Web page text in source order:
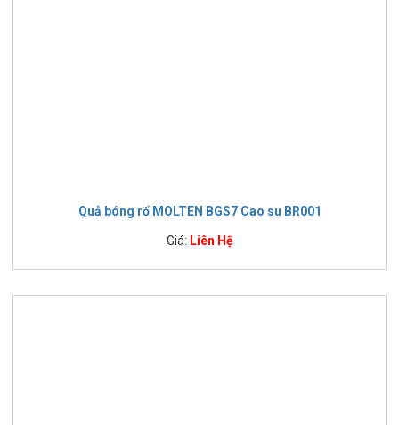
Quả bóng rổ MOLTEN BGS7 Cao su BR001
Giá: Liên Hệ